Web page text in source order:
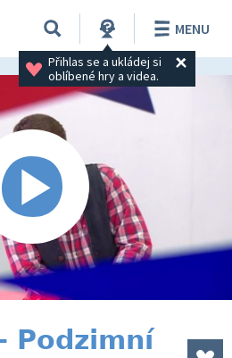
Přihlas se a ukládej si
oblíbené hry a videa.
MENU
Podzimní